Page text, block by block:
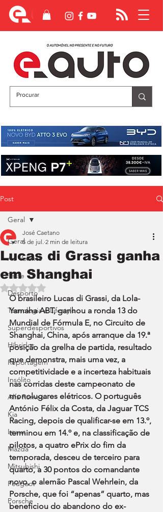
Post
Geral
Ao Volante
Teste
Desporto
Tecnologia e Lifestyle
Superdesportivos
Híbridos
Reportagem
Insólito
Alfa Romeo
Kia
Lexus
Mazda
Mitsubishi
Peugeot
Porsche
Geral
Lucas di Grassi ganha
em Shanghai
José Caetano
5 de jul. 2 min de leitura
Avaliado com NaN de 5 estrelas.
O brasileiro Lucas di Grassi, da Lola-
Yamaha ABT, ganhou a ronda 13 do
Mundial de Fórmula E, no Circuito de
Shanghai, China, após arranque da 19.ª
posição da grelha de partida, resultado
que demonstra, mais uma vez, a
competitividade e a incerteza habituais
nas corridas deste campeonato de
monolugares elétricos. O português
António Félix da Costa, da Jaguar TCS
Racing, depois de qualificar-se em 13.º,
terminou em 14.º e, na classificação de
pilotos, a quatro ePrix do fim da
temporada, desceu de terceiro para
quarto, a 30 pontos do comandante
novo, o alemão Pascal Wehrlein, da
Porsche, que foi “apenas” quarto, mas
beneficiou do abandono do ex-